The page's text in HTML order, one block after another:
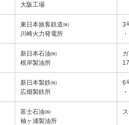
大阪工場
東日本旅客鉄道㈱
川崎火力発電所
3
新日本石油㈱
根岸製油所
新日本製鉄㈱
広畑製鉄所
6
富士石油㈱
袖ヶ浦製油所